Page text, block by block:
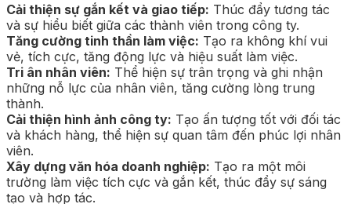
Cải thiện sự gắn kết và giao tiếp: Thúc đẩy tương tác
và sự hiểu biết giữa các thành viên trong công ty.
Tăng cường tinh thần làm việc: Tạo ra không khí vui
vẻ, tích cực, tăng động lực và hiệu suất làm việc.
Tri ân nhân viên: Thể hiện sự trân trọng và ghi nhận
những nỗ lực của nhân viên, tăng cường lòng trung
thành.
Cải thiện hình ảnh công ty: Tạo ấn tượng tốt với đối tác
và khách hàng, thể hiện sự quan tâm đến phúc lợi nhân
viên.
Xây dựng văn hóa doanh nghiệp: Tạo ra một môi
trường làm việc tích cực và gắn kết, thúc đẩy sự sáng
tạo và hợp tác.